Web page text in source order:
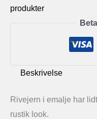
produkter
Beskrivelse
Rivejern i emalje har
rustik look.